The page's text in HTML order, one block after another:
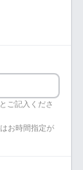
ご記入くださ
お時間指定が